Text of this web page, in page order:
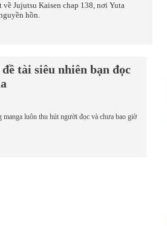
Jujutsu Kaisen chap 138, nơi Yuta
hồn.
tài siêu nhiên bạn đọc
luôn thu hút người đọc và chưa bao giờ